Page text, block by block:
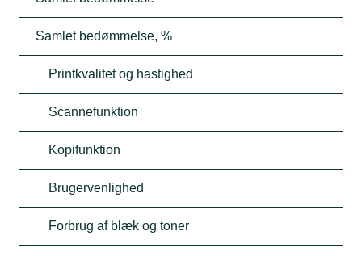
Samlet bedømmelse, %
Printkvalitet og hastighed
Scannefunktion
Kopifunktion
Brugervenlighed
Forbrug af blæk og toner